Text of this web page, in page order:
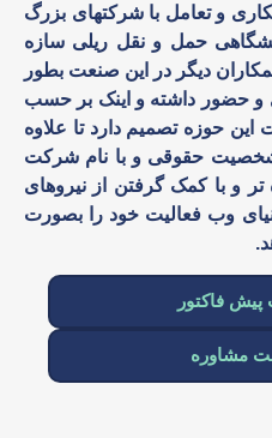
و تعامل با شرکتهای بزرگ
حمل و نقل ریلی سازه
دیگر در این صنعت بطور
و حضور داشته و اینک بر حسب
حوزه تصمیم دارد تا علاوه
حقوقی و با نام شرکت
و با کمک گرفتن از نیروهای
وب فعالیت خود را بصورت
فاکتور
مشاوره